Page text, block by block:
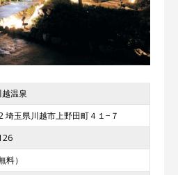
温泉
埼玉県川越市上野田町４１−７
料）